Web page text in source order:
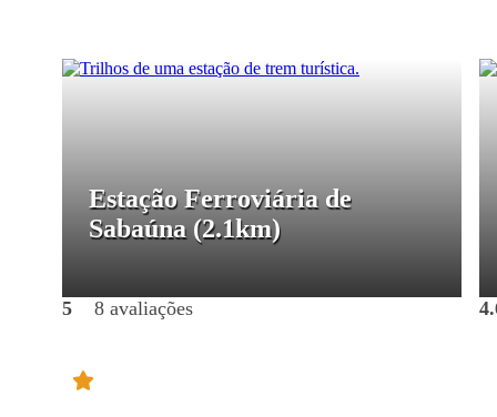
Estação Ferroviária de
Sabaúna (2.1km)
5 8 avaliações